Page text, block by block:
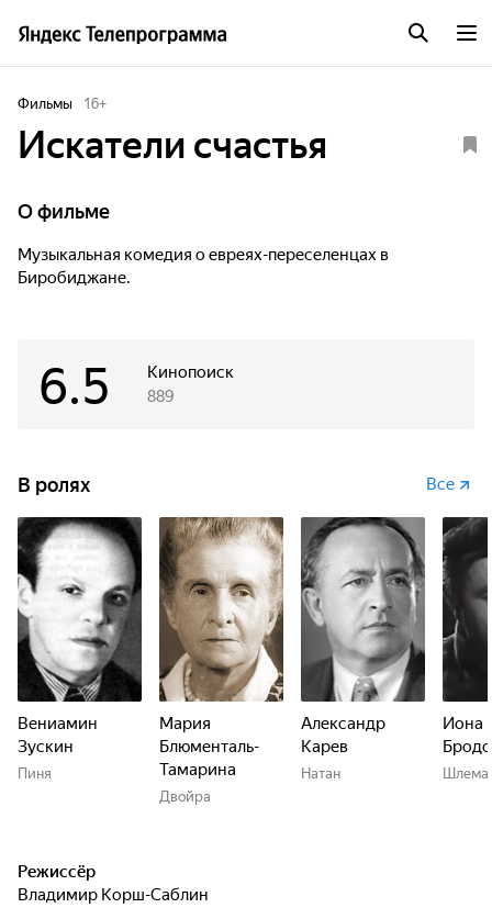
Фильмы 16+
Искатели счастья
О фильме
Музыкальная комедия о евреях-переселенцах в
Биробиджане.
Кинопоиск
6.5 889
В ролях Все
Вениамин
Зускин
Пиня
Мария
Блюменталь-
Тамарина
Двойра
Александр
Карев
Натан
Иона
Шлема
Режиссёр
Владимир Корш-Саблин